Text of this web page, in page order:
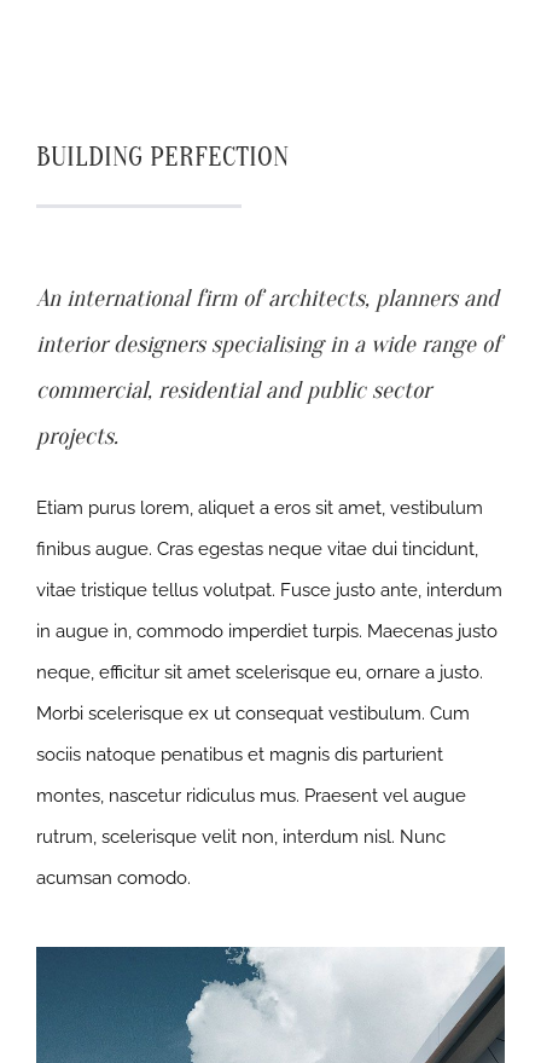
BUILDING PERFECTION
An international firm of architects, planners and
interior designers specialising in a wide range of
commercial, residential and public sector
projects.
Etiam purus lorem, aliquet a eros sit amet, vestibulum
finibus augue. Cras egestas neque vitae dui tincidunt,
vitae tristique tellus volutpat. Fusce justo ante, interdum
in augue in, commodo imperdiet turpis. Maecenas justo
neque, efficitur sit amet scelerisque eu, ornare a justo.
Morbi scelerisque ex ut consequat vestibulum. Cum
sociis natoque penatibus et magnis dis parturient
montes, nascetur ridiculus mus. Praesent vel augue
rutrum, scelerisque velit non, interdum nisl. Nunc
acumsan comodo.